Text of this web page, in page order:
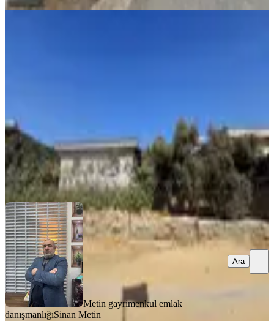
Metin gayrimenkul emlak danışmanlığı Sinan Metin
Ara
Metin gayrimenkul emlak
danışmanlığıSinan Metin
Ara